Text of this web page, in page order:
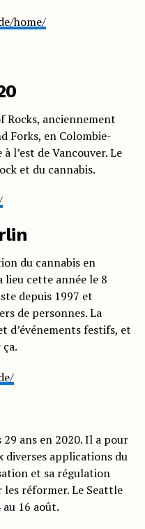
home/
Rocks, anciennement
Forks, en Colombie-
l’est de Vancouver. Le
et du cannabis.
du cannabis en
lieu cette année le 8
depuis 1997 et
de personnes. La
d’événements festifs, et
ans en 2020. Il a pour
diverses applications du
et sa régulation
réformer. Le Seattle
16 août.